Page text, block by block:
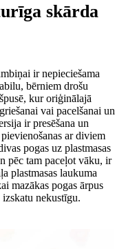
skārda
ir nepieciešama
bērniem drošu
kur oriģinālajā
vai pacelšanai un
ir presēšana un
ar diviem
pogas uz plastmasas
pēc tam paceļot vāku, ir
plastmasas laukuma
mazākas pogas ārpus
izskatu nekustīgu.